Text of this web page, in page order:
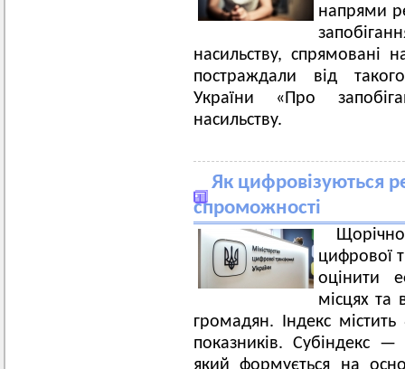
напрями
насильству, спрямовані
постраждали від
України «Про
насильству.
Як цифровізуються
спроможності
цифрової
оцінити
місцях та
громадян. Індекс
показників. Субіндекс
який формується на